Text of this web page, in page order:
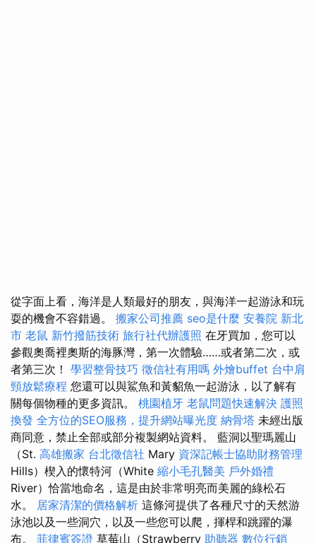
從字面上看，海洋是人類最好的朋友，與海洋一起游泳和玩
耍的機會不容錯過。 搬家公司推薦 seo是什麼 安養院 新北
市 老鼠 新竹撥筋技術 旅行社代辦護照 在牙買加，您可以
參觀奧喬裡奧斯的海豚灣，第一次體驗……或者第二次，或
者第三次！ 學習整骨技巧 徵信社有用嗎 外燴buffet 台中肩
頸放鬆療程 您還可以與鯊魚和黃貂魚一起游泳，以了解有
關每個物種的更多資訊。 桃園植牙 老鼠問題快速解決 護照
換發 全方位的SEO服務，提升網站曝光度 納骨塔 未經出版
商同意，禁止全部或部分複製網站資料。 藍洞以聖瑪麗山
（St. 高雄搬家 台北徵信社 Mary 資深記帳士協助財務管理
Hills）楔入的懷特河（White 縮小毛孔醫美 戶外婚禮
River）恰當地命名，這是由於非常明亮而美麗的綠松石
水。 居家清潔的價格解析 這條河提供了各種尺寸的天然游
泳池以及一些洞穴，以及一些您可以爬，揮桿和跳躍的瀑
布。 菲律賓簽證 草莓山（Strawberry 助聽器 數位行銷